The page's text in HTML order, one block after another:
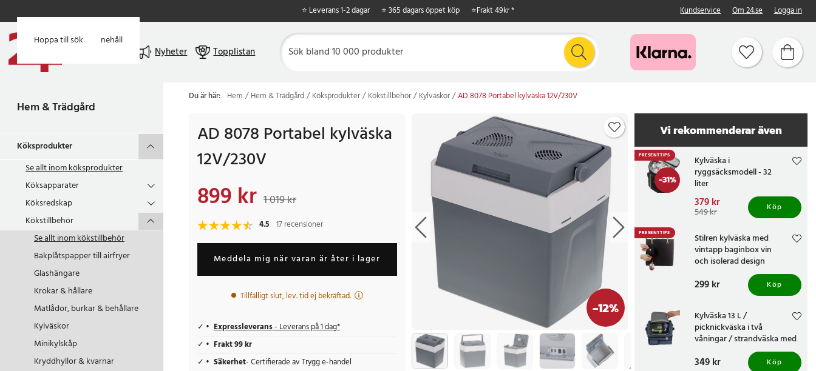
Hoppa till huvudinnehåll
Hoppa till sök
⭐ Leverans 1-2 dagar ⭐ 365 dagars öppet köp ⭐Frakt 49kr * Kundservice Om 24.se Logga in
Nyheter Topplistan
Hem & Trädgård
Köksprodukter
Se allt inomköksprodukter
Köksapparater
Köksredskap
Kökstillbehör
Se allt inomkökstillbehör
Bakplåtspapper till airfryer
Glashängare
Krokar & hållare
Matlådor, burkar & behållare
Kylväskor
Minikylskåp
Kryddhyllor & kvarnar
Du är här: Hem Hem & Trädgård Köksprodukter Kökstillbehör Kylväskor AD 8078 Portabel kylväska 12V/230V
-12%
AD 8078 Portabel kylväska
12V/230V
Nuvarande pris
899 kr 1 019 kr
4.5 17 recensioner
Meddela mig när varan är åter i lager
Tillfälligt slut, lev. tid ej bekräftad.
Expressleverans- Leverans på 1 dag*
Frakt 99 kr
Säkerhet- Certifierade av Trygg e-handel
Vi rekommenderar även
-31%
PRESENTTIPS
Kylväska i
ryggsäcksmodell - 32
liter
Nuvarande pris:
379 krTidigare pris :549 kr
379 kr
549 kr Köp
PRESENTTIPS
Stilren kylväska med
vintapp baginbox vin
och isolerad design
Pris:299 kr
299 kr Köp
Kylväska 13 L /
picknickväska i två
våningar / strandväska med
axelband / lunchväska
Pris:349 kr
349 kr Köp